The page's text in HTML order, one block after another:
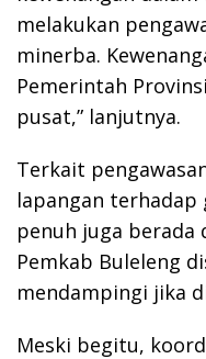
melakukan
minerba.
Pemerintah
pusat,” lanjutnya.
Terkait
lapangan terhadap
penuh juga berada
Pemkab Buleleng
mendampingi jika
Meski begitu,